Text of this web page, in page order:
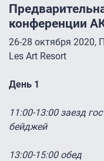
конференции
26-28 октября 2020,
Les Art Resort
День 1
11:00-13:00 заезд
бейджей
13:00-15:00 обед